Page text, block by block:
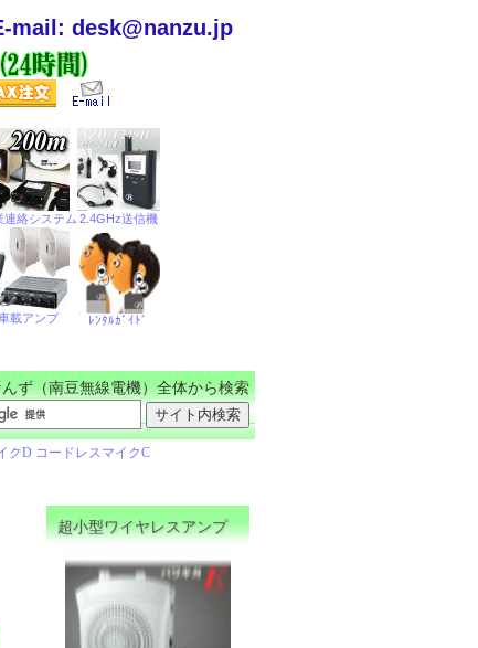
mail: desk@nanzu.jp
んず（南豆無線電機）全体から検索
超小型ワイヤレスアンプ